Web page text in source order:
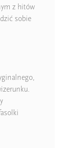
z hitów
sobie